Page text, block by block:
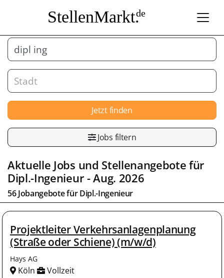
StellenMarkt.de
Jetzt finden
Jobs filtern
Aktuelle Jobs und Stellenangebote für
Dipl.-Ingenieur- Aug. 2026
56 Jobangebote fürDipl.-Ingenieur
Projektleiter Verkehrsanlagenplanung
(Straße oder Schiene) (m/w/d)
Hays AG
Köln Vollzeit